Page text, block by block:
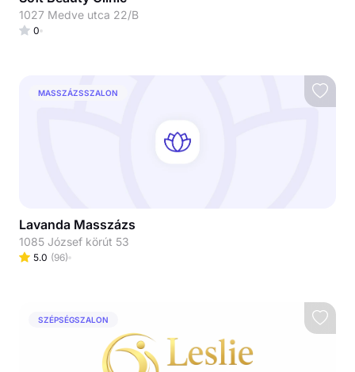
1027 Medve utca 22/B
0
MASSZÁZSSZALON
Lavanda Masszázs
1085 József körút 53
5.0 (96)
SZÉPSÉGSZALON